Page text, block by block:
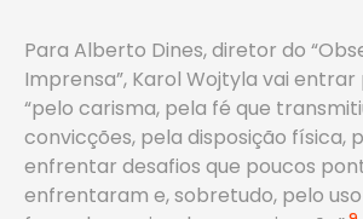
Para Alberto Dines, diretor do
Imprensa”, Karol Wojtyla vai
“pelo carisma, pela fé que
convicções, pela disposição física,
enfrentar desafios que poucos
enfrentaram e, sobretudo, pelo